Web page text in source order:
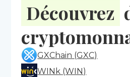
Découvrez
GXChain (GXC)
WINk (WIN)